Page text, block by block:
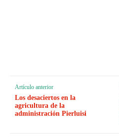
Artículo anterior
Los desaciertos en la
agricultura de la
administración Pierluisi